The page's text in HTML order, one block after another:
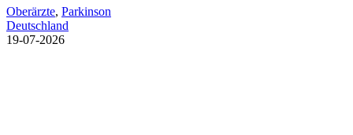
Oberärzte, Parkinson
Deutschland
19-07-2026